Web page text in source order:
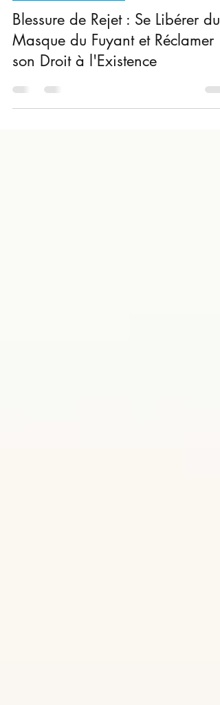
Blessure émotionnelle
Blessure de Rejet : Se Libérer du
Masque du Fuyant et Réclamer
son Droit à l'Existence